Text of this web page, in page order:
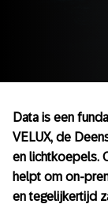
Data is een
VELUX, de
en lichtkoepels.
helpt om on-
en tegelijkertijd